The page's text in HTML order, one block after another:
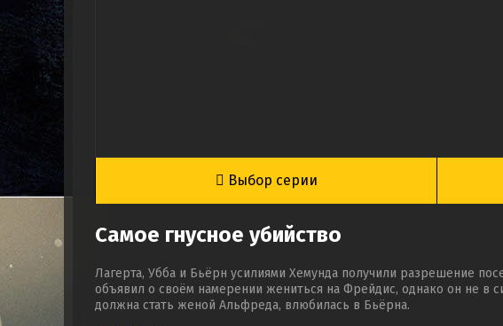
Выбор серии
Самое гнусное убийство
Лагерта, Убба и Бьёрн усилиями Хемунда получили разрешение
объявил о своём намерении жениться на Фрейдис, однако он не в
должна стать женой Альфреда, влюбилась в Бьёрна.